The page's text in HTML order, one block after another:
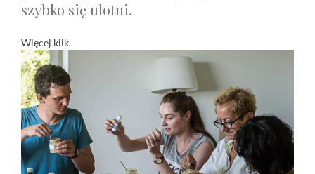
szybko się ulotni.
Więcej klik.